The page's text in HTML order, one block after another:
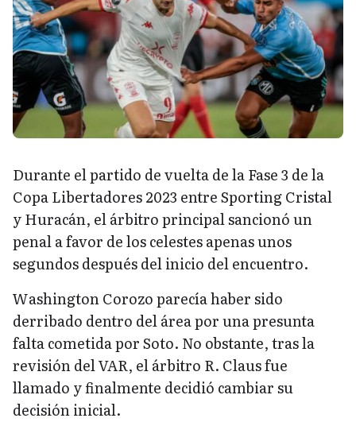
Durante el partido de vuelta de la Fase 3 de la
Copa Libertadores 2023 entre Sporting Cristal
y Huracán, el árbitro principal sancionó un
penal a favor de los celestes apenas unos
segundos después del inicio del encuentro.
Washington Corozo parecía haber sido
derribado dentro del área por una presunta
falta cometida por Soto. No obstante, tras la
revisión del VAR, el árbitro R. Claus fue
llamado y finalmente decidió cambiar su
decisión inicial.